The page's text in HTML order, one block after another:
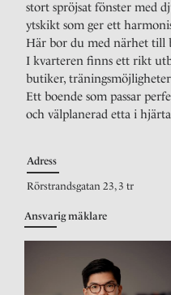
stort spröjsat fönster med
ytskikt som ger ett
Här bor du med närhet till
I kvarteren finns ett rikt
butiker,
Ett boende som passar
och välplanerad etta i
Adress
Rörstrandsgatan 23, 3 tr
Ansvarig mäklare